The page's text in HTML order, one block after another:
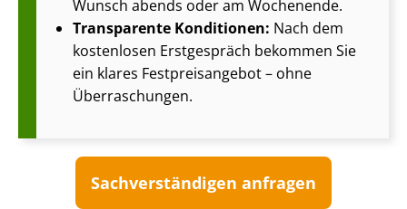
Wunsch abends oder am Wochenende.
Transparente Konditionen: Nach dem
kostenlosen Erstgespräch bekommen Sie
ein klares Fest­preis­an­ge­bot – ohne
Überraschungen.
Sach­ver­stän­di­gen anfragen